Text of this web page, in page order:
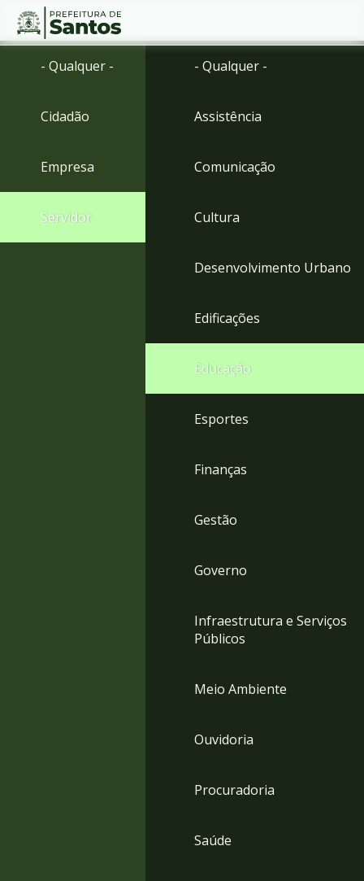
Ir
menu
para
Conteúdo
- Qualquer -
Cidadão
Empresa
Servidor
- Qualquer -
Assistência
Comunicação
Cultura
Desenvolvimento Urbano
Edificações
Educação
Esportes
Finanças
Gestão
Governo
Infraestrutura e Serviços
Públicos
Meio Ambiente
Ouvidoria
Procuradoria
Saúde